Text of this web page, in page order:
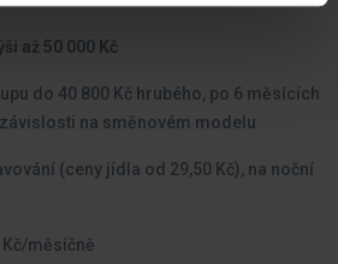
až 50 000 Kč
do 40 800 Kč hrubého, po 6 měsících
závislosti na směnovém modelu
(ceny jídla od 29,50 Kč), na noční
Kč/měsíčně